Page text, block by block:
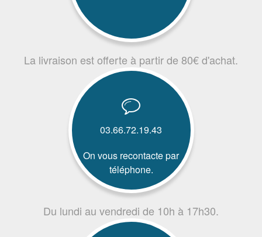
La livraison est offerte à partir de 80€ d'achat.
03.66.72.19.43
On vous recontacte par
téléphone.
Du lundi au vendredi de 10h à 17h30.